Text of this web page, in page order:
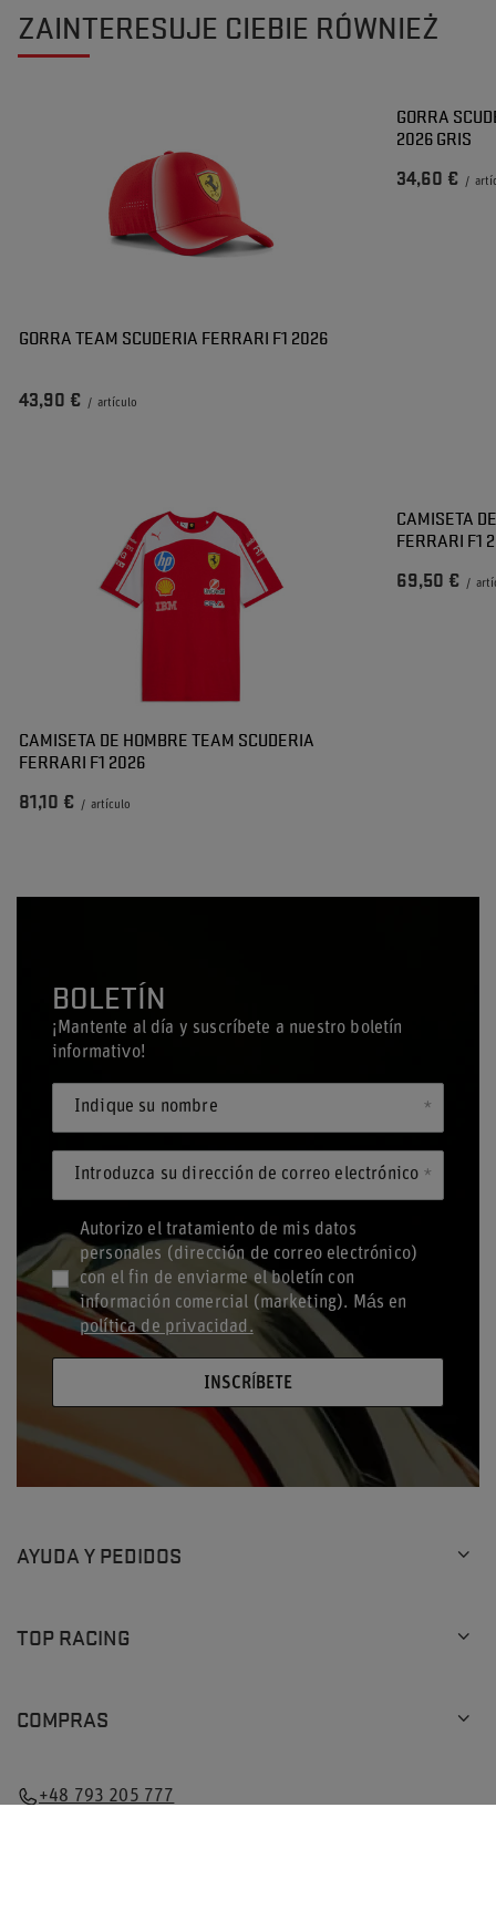
ZAINTERESUJE CIEBIE RÓWNIEŻ
GORRA TEAM SCUDERIA FERRARI F1 2026
43,90 € / artículo
GORRA
2026 GRIS
34,60 € /
CAMISETA DE HOMBRE TEAM SCUDERIA
FERRARI F1 2026
81,10 € / artículo
CAMISETA
FERRARI F1
69,50 € /
BOLETÍN
¡Mantente al día y suscríbete a nuestro boletín
informativo!
Indique su nombre
Introduzca su dirección de correo electrónico
Autorizo el tratamiento de mis datos
personales (dirección de correo electrónico)
con el fin de enviarme el boletín con
información comercial (marketing). Más en
política de privacidad.
INSCRÍBETE
AYUDA Y PEDIDOS
TOP RACING
COMPRAS
+48 793 205 777